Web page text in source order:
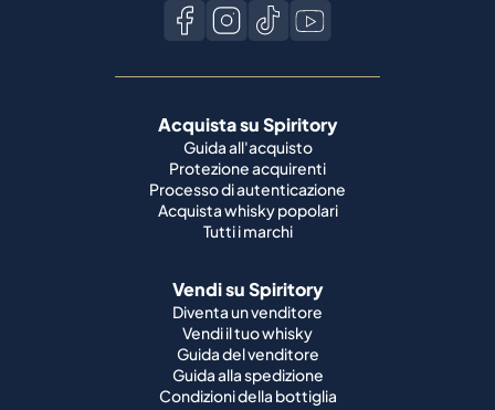
Acquista su Spiritory
Guida all'acquisto
Protezione acquirenti
Processo di autenticazione
Acquista whisky popolari
Tutti i marchi
Vendi su Spiritory
Diventa un venditore
Vendi il tuo whisky
Guida del venditore
Guida alla spedizione
Condizioni della bottiglia